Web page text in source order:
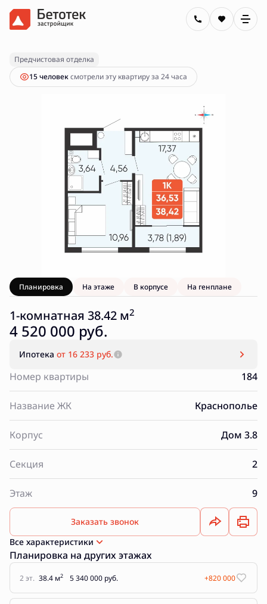
1-комнатная38.42 м 4 520 000 руб.
Ипотекаот 16 233 руб.
Предчистовая отделка
15 человексмотрели эту квартиру за 24 часа
Планировка На этаже В корпусе На генплане
1-комнатная 38.42 м2
4 520 000 руб.
Ипотека от 16 233 руб.
Номер квартиры 184
Название ЖК Краснополье
Корпус Дом 3.8
Секция 2
Этаж 9
Заказать звонок
Все характеристики
Планировка на других этажах
2 эт. 38.4 м2 5 340 000 руб. +820 000